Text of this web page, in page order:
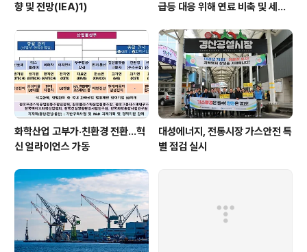
향 및 전망(IEA)1)
급등 대응 위해 연료 비축 및 세제
화학산업 고부가‧친환경 전환…혁
신 얼라이언스 가동
대성에너지, 전통시장 가스안전 특
별 점검 실시